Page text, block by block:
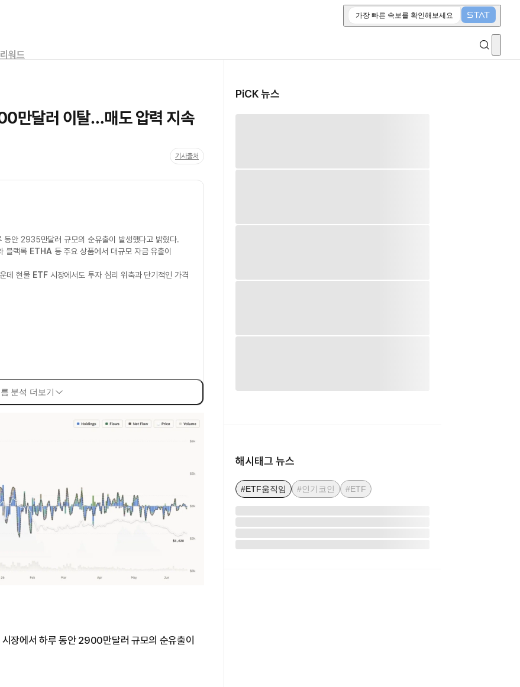
가장 빠른 속보를 확인해보세요
리워드
만달러 이탈…매도 압력 지속
기사출처
동안 2935만달러 규모의 순유출이 발생했다고 밝혔다.
블랙록 ETHA 등 주요 상품에서 대규모 자금 유출이
데 현물 ETF시장에서도 투자 심리 위축과 단기적인 가격
분석 더보기
장에서 하루 동안 2900만달러 규모의 순유출이
PiCK 뉴스
해시태그 뉴스
#ETF움직임 #인기코인 #ETF